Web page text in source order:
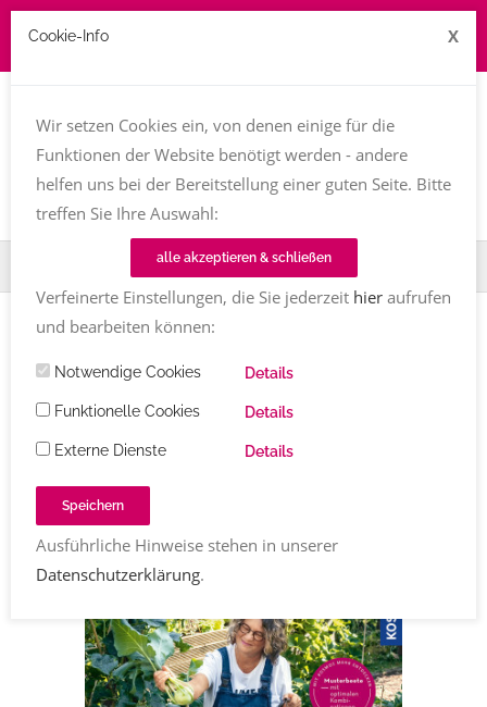
Home TT-Magazin Sachbuch
BUCHVORSTELLUNG
Hochbeet - Was mache ich wann?
Anja Klein
Cookie-Info X
Wir setzen Cookies ein, von denen einige für die
Funktionen der Website benötigt werden - andere
helfen uns bei der Bereitstellung einer guten Seite. Bitte
treffen Sie Ihre Auswahl:
alle akzeptieren & schließen
Verfeinerte Einstellungen, die Sie jederzeit hieraufrufen
und bearbeiten können:
Notwendige Cookies Details
Funktionelle Cookies Details
Externe Dienste Details
Speichern
Ausführliche Hinweise stehen in unserer
Datenschutzerklärung.